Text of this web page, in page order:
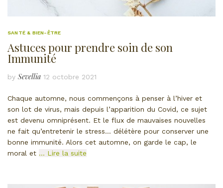
SANTÉ & BIEN-ÊTRE
Astuces pour prendre soin de son
Immunité
by Sevellia 12 octobre 2021
Chaque automne, nous commençons à penser à l’hiver et
son lot de virus, mais depuis l’apparition du Covid, ce sujet
est devenu omniprésent. Et le flux de mauvaises nouvelles
ne fait qu’entretenir le stress… délétère pour conserver une
bonne immunité. Alors cet automne, on garde le cap, le
moral et … Lire la suite